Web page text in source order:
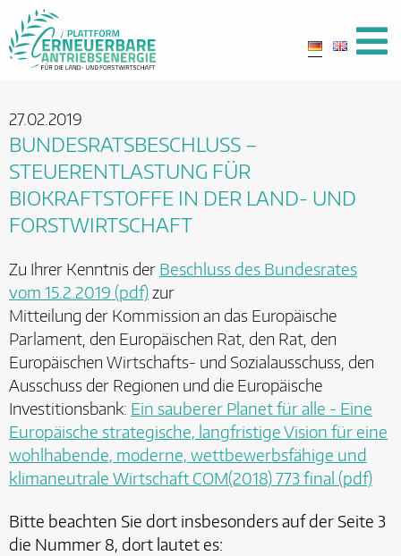
27.02.2019
BUNDESRATSBESCHLUSS –
STEUERENTLASTUNG FÜR
BIOKRAFTSTOFFE IN DER LAND- UND
FORSTWIRTSCHAFT
Zu Ihrer Kenntnis der Beschluss des Bundesrates
vom 15.2.2019 (pdf)zur
Mitteilung der Kommission an das Europäische
Parlament, den Europäischen Rat, den Rat, den
Europäischen Wirtschafts- und Sozialausschuss, den
Ausschuss der Regionen und die Europäische
Investitionsbank: Ein sauberer Planet für alle - Eine
Europäische strategische, langfristige Vision für eine
wohlhabende, moderne, wettbewerbsfähige und
klimaneutrale Wirtschaft COM(2018) 773 final (pdf)
Bitte beachten Sie dort insbesonders auf der Seite 3
die Nummer 8, dort lautet es: